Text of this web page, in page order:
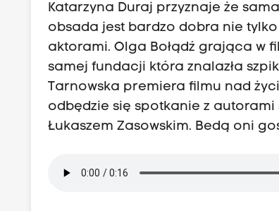
Katarzyna Duraj przyznaje że
obsada jest bardzo dobra nie
aktorami. Olga Bołądź grająca w
samej fundacji która znalazła
Tarnowska premiera filmu nad
odbędzie się spotkanie z
Łukaszem Zasowskim. Bedą oni